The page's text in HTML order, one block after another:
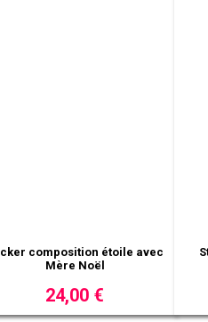
Sticker banquise enneigée fond
de paysage
23,00 €